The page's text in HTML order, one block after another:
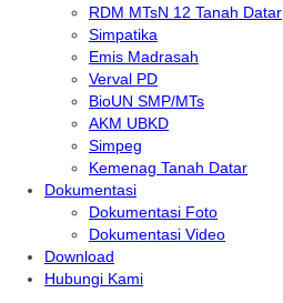
RDM MTsN 12 Tanah Datar
Simpatika
Emis Madrasah
Verval PD
BioUN SMP/MTs
AKM UBKD
Simpeg
Kemenag Tanah Datar
Dokumentasi
Dokumentasi Foto
Dokumentasi Video
Download
Hubungi Kami